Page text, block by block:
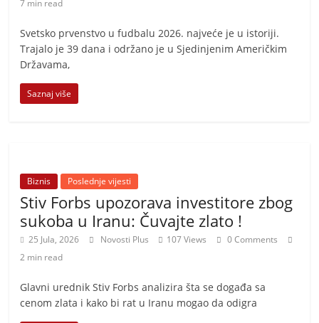
t
v
n
i
h
e
s
t
i
7 min read
Svetsko prvenstvo u fudbalu 2026. najveće je u istoriji.
Trajalo je 39 dana i održano je u Sjedinjenim Američkim
Državama,
Saznaj više
Biznis Poslednje vijesti
Stiv Forbs upozorava investitore zbog
sukoba u Iranu: Čuvajte zlato !
25 Jula, 2026 Novosti Plus 107 Views
0 Comments
2 min read
Glavni urednik Stiv Forbs analizira šta se događa sa
cenom zlata i kako bi rat u Iranu mogao da odigra